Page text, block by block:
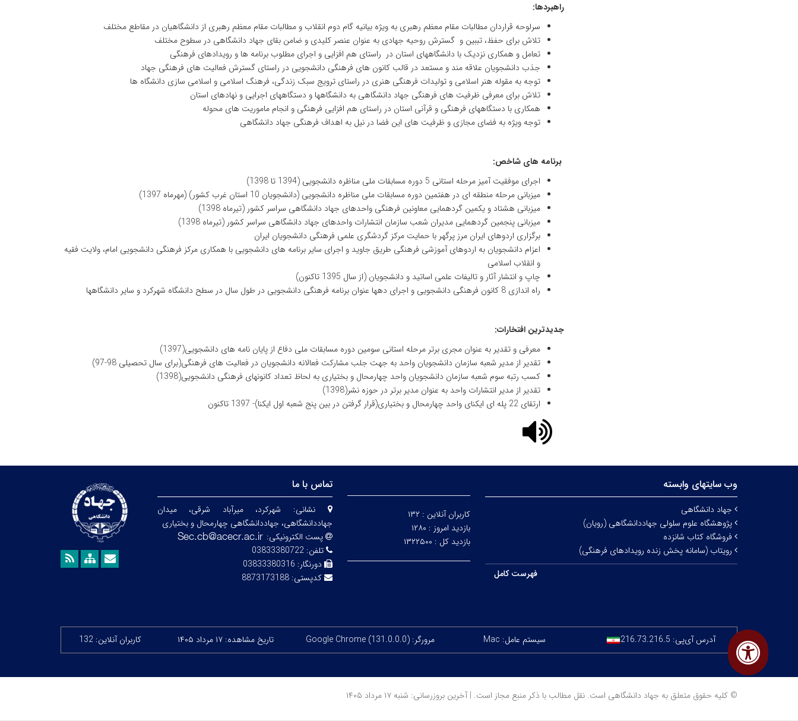
راهبردها:
سرلوحه قراردان مطالبات مقام معظم رهبری به ویژه بیانیه گام دوم انقلاب و مطالبات مقام معظم رهبری از دانشگاهیان در مقاطع مختلف
تلاش برای حفظ، تببین و گسترش روحیه جهادی به عنوان عنصر کلیدی و ضامن بقای جهاد دانشگاهی در سطوح مختلف
تعامل و همکاری نزدیک با دانشگاههای استان در راستای هم افزایی و اجرای مطلوب برنامه ها و رویدادهای فرهنگی
جذب دانشجویان علاقه مند و مستعد در قالب کانون های فرهنگی دانشجویی در راستای گسترش فعالیت های فرهنگی جهاد
توجه به مقوله هنر اسلامی و تولیدات فرهنگی هنری در راستای ترویج سبک زندگی، فرهنگ اسلامی و اسلامی سازی دانشگاه ها
تلاش برای معرفی ظرفیت های فرهنگی جهاد دانشگاهی به دانشگاهها و دستگاههای اجرایی و نهادهای استان
همکاری با دستگاههای فرهنگی و قرآنی استان در راستای هم افزایی فرهنگی و انجام ماموریت های محوله
توجه ویژه به فضای مجازی و ظرفیت های این فضا در نیل به اهداف فرهنگی جهاد دانشگاهی
برنامه های شاخص:
اجرای موفقیت آمیز مرحله استانی 5 دوره مسابقات ملی مناظره دانشجویی (1394 تا 1398)
میزبانی مرحله منطقه ای در هفتمین دوره مسابقات ملی مناظره دانشجویی (دانشجویان 10 استان غرب کشور) (مهرماه 1397)
میزبانی هشتاد و یکمین گردهمایی معاونین فرهنگی واحدهای جهاد دانشگاهی سراسر کشور (تیرماه 1398)
میزبانی پنجمین گردهمایی مدیران شعب سازمان انتشارات واحدهای جهاد دانشگاهی سراسر کشور (تیرماه 1398)
برگزاری اردوهای ایران مرز پرگهر با حمایت مرکز گردشگری علمی فرهنگی دانشجویان ایران
اعزام دانشجویان به اردوهای آموزشی فرهنگی طریق جاوید و اجرای سایر برنامه های دانشجویی با همکاری مرکز فرهنگی دانشجویی امام، ولایت فقیه
و انقلاب اسلامی
چاپ و انتشار آثار و تالیفات علمی اساتید و دانشجویان (از سال 1395 تاکنون)
راه اندازی 8 کانون فرهنگی دانشجویی و اجرای دهها عنوان برنامه فرهنگی دانشجویی در طول سال در سطح دانشگاه شهرکرد و سایر دانشگاهها
جدیدترین افتخارات:
معرفی و تقدیر به عنوان مجری برتر مرحله استانی سومین دوره مسابقات ملی دفاع از پایان نامه های دانشجویی(1397)
تقدیر از مدیر شعبه سازمان دانشجویان واحد به جهت جلب مشارکت فعالانه دانشجویان در فعالیت های فرهنگی(برای سال تحصیلی 98-97)
کسب رتبه سوم شعبه سازمان دانشجویان واحد چهارمحال و بختیاری به لحاظ تعداد کانونهای فرهنگی دانشجویی(1398)
تقدیر از مدیر انتشارات واحد به عنوان مدیر برتر در حوزه نشر(1398)
ارتقای 22 پله ای ایکنای واحد چهارمحال و بختیاری(قرار گرفتن در بین پنج شعبه اول ایکنا)- 1397 تاکنون
وب سایتهای وابسته
جهاد دانشگاهی
پژوهشگاه علوم سلولی جهاددانشگاهی (رویان)
فروشگاه کتاب شانزده
رویتاب (سامانه پخش زنده رویدادهای فرهنگی)
فهرست کامل
کاربران آنلاین : ۱۳۲
بازدید امروز : ۱۲۸۰
بازدید کل : ۱۳۲۲۵۰۰
تماس با ما
نشانی: شهرکرد، میرآباد شرقی، میدان
جهاددانشگاهی، جهاددانشگاهی چهارمحال و بختیاری
پست الکترونیکی:
تلفن:03833380722
دورنگار: 03833380316
کدپستی:8873173188
آدرس آی‌پی: 216.73.216.5 سیستم عامل: Mac مرورگر: Google Chrome (131.0.0.0) تاریخ مشاهده: ۱۷ مرداد ۱۴۰۵ کاربران آنلاین: 132
© کلیه حقوق متعلق به جهاد دانشگاهی است. نقل مطالب با ذکر منبع مجاز است. | آخرین بروزرسانی: شنبه ۱۷ مرداد ۱۴۰۵